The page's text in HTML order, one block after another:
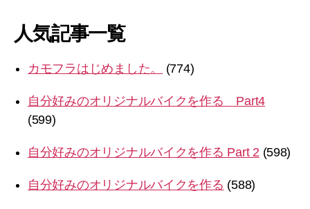
人気記事一覧
カモフラはじめました。 (774)
自分好みのオリジナルバイクを作る Part4
(599)
自分好みのオリジナルバイクを作る Part 2 (598)
自分好みのオリジナルバイクを作る (588)